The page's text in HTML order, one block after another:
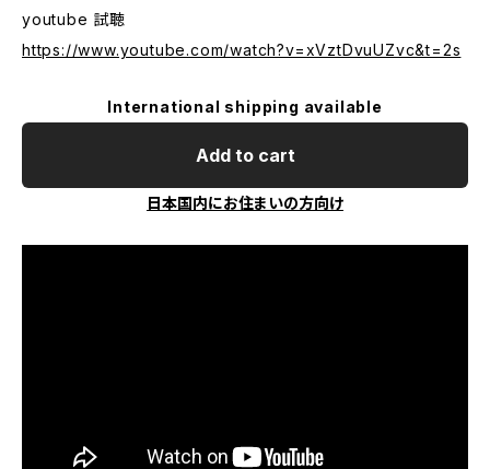
youtube 試聴
https://www.youtube.com/watch?v=xVztDvuUZvc&t=2s
International shipping available
Add to cart
日本国内にお住まいの方向け